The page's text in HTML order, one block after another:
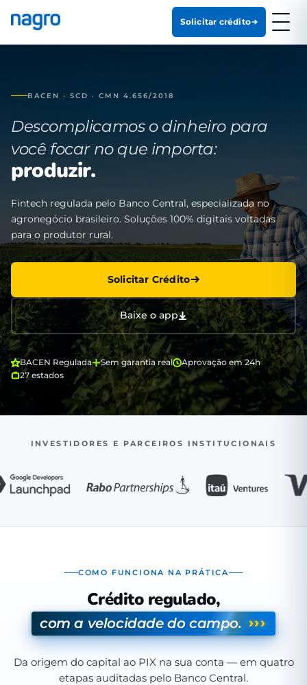
Solicitar crédito
BACEN · SCD · CMN 4.656/2018
Descomplicamos o dinheiro para
você focar no que importa:
produzir.
Fintech regulada pelo Banco Central, especializada no
agronegócio brasileiro. Soluções 100% digitais voltadas
para o produtor rural.
Solicitar Crédito
Baixe o app
BACEN Regulada Sem garantia real
Aprovação em 24h
27 estados
INVESTIDORES E PARCEIROS INSTITUCIONAIS
COMO FUNCIONA NA PRÁTICA
Crédito regulado,
com a velocidade do campo. ›››
Da origem do capital ao PIX na sua conta — em quatro
etapas auditadas pelo Banco Central.